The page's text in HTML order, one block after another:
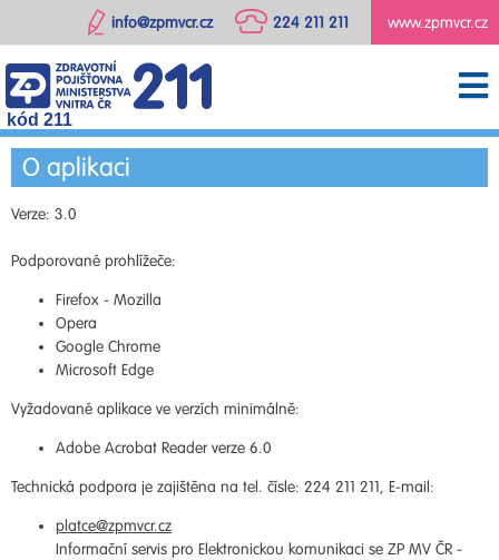
www.zpmvcr.cz
224 211 211
info@zpmvcr.cz
kód 211
O aplikaci
Verze: 3.0
Podporované prohlížeče:
Firefox - Mozilla
Opera
Google Chrome
Microsoft Edge
Vyžadované aplikace ve verzích minimálně:
Adobe Acrobat Reader verze 6.0
Technická podpora je zajištěna na tel. čísle: 224 211 211, E-mail:
platce@zpmvcr.cz
Informační servis pro Elektronickou komunikaci se ZP MV ČR -